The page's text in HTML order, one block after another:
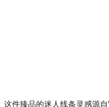
这件臻品的迷人线条灵感源